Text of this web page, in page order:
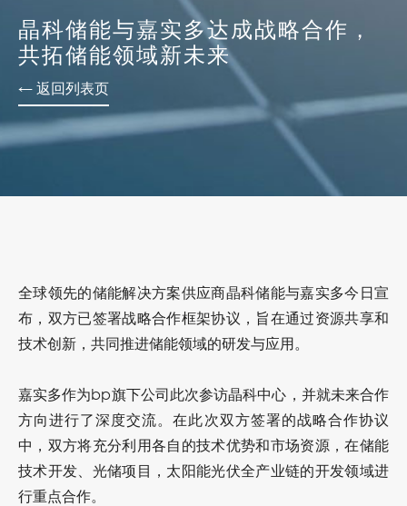
晶科储能与嘉实多达成战略合作，
共拓储能领域新未来
← 返回列表页
全球领先的储能解决方案供应商晶科储能与嘉实多今日宣
布，双方已签署战略合作框架协议，旨在通过资源共享和
技术创新，共同推进储能领域的研发与应用。
嘉实多作为bp旗下公司此次参访晶科中心，并就未来合作
方向进行了深度交流。在此次双方签署的战略合作协议
中，双方将充分利用各自的技术优势和市场资源，在储能
技术开发、光储项目， 太阳能光伏全产业链的开发领域进
行重点合作。